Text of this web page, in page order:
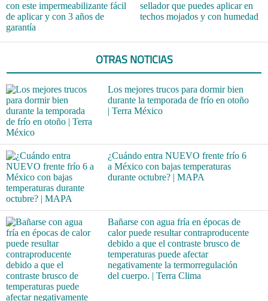
con este impermeabilizante fácil
de aplicar y con 3 años de
garantía
sellador que puedes aplicar en
techos mojados y con humedad
OTRAS NOTICIAS
Los mejores trucos para dormir bien
durante la temporada de frío en otoño
| Terra México
¿Cuándo entra NUEVO frente frío 6
a México con bajas temperaturas
durante octubre? | MAPA
Bañarse con agua fría en épocas de
calor puede resultar contraproducente
debido a que el contraste brusco de
temperaturas puede afectar
negativamente la termorregulación
del cuerpo. | Terra Clima